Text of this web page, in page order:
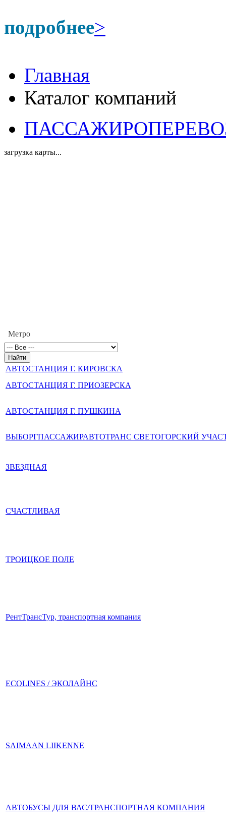
подробнее>
Главная
Каталог компаний
загрузка карты...
Метро
АВТОСТАНЦИЯ Г. КИРОВСКА
АВТОСТАНЦИЯ Г. ПРИОЗЕРСКА
АВТОСТАНЦИЯ Г. ПУШКИНА
ВЫБОРГПАССАЖИРАВТОТРАНС СВЕТОГОРСКИЙ
ЗВЕЗДНАЯ
СЧАСТЛИВАЯ
ТРОИЦКОЕ ПОЛЕ
РентТрансТур, транспортная компания
ECOLINES / ЭКОЛАЙНС
SAIMAAN LIIKENNE
АВТОБУСЫ ДЛЯ ВАС/ТРАНСПОРТНАЯ КОМПАНИЯ